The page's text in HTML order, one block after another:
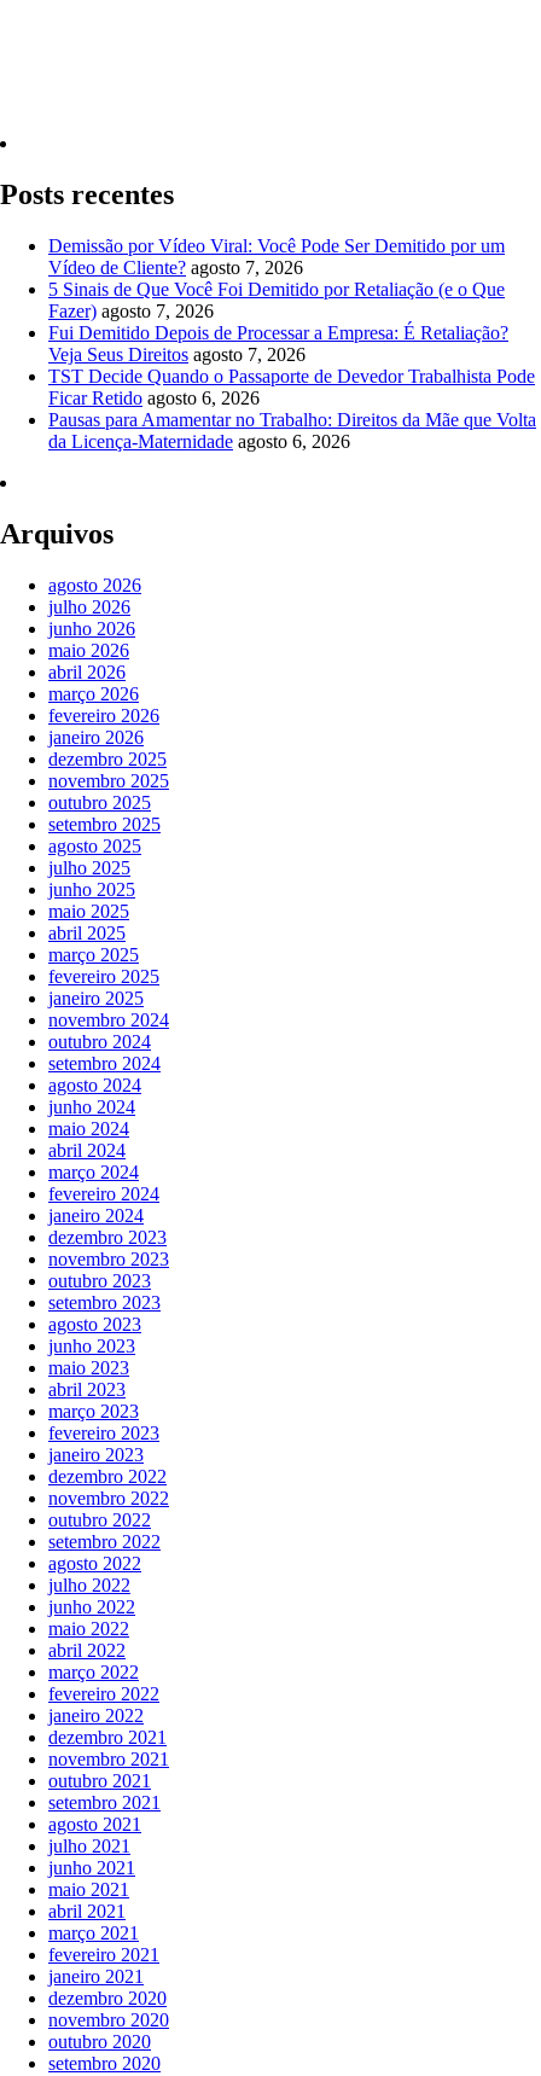
Posts recentes
Demissão por Vídeo Viral: Você Pode Ser Demitido por um
Vídeo de Cliente? agosto 7, 2026
5 Sinais de Que Você Foi Demitido por Retaliação (e o Que
Fazer) agosto 7, 2026
Fui Demitido Depois de Processar a Empresa: É Retaliação?
Veja Seus Direitos agosto 7, 2026
TST Decide Quando o Passaporte de Devedor Trabalhista Pode
Ficar Retido agosto 6, 2026
Pausas para Amamentar no Trabalho: Direitos da Mãe que Volta
da Licença-Maternidade agosto 6, 2026
Arquivos
agosto 2026
julho 2026
junho 2026
maio 2026
abril 2026
março 2026
fevereiro 2026
janeiro 2026
dezembro 2025
novembro 2025
outubro 2025
setembro 2025
agosto 2025
julho 2025
junho 2025
maio 2025
abril 2025
março 2025
fevereiro 2025
janeiro 2025
novembro 2024
outubro 2024
setembro 2024
agosto 2024
junho 2024
maio 2024
abril 2024
março 2024
fevereiro 2024
janeiro 2024
dezembro 2023
novembro 2023
outubro 2023
setembro 2023
agosto 2023
junho 2023
maio 2023
abril 2023
março 2023
fevereiro 2023
janeiro 2023
dezembro 2022
novembro 2022
outubro 2022
setembro 2022
agosto 2022
julho 2022
junho 2022
maio 2022
abril 2022
março 2022
fevereiro 2022
janeiro 2022
dezembro 2021
novembro 2021
outubro 2021
setembro 2021
agosto 2021
julho 2021
junho 2021
maio 2021
abril 2021
março 2021
fevereiro 2021
janeiro 2021
dezembro 2020
novembro 2020
outubro 2020
setembro 2020